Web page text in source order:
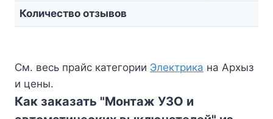
Количество отзывов
См. весь прайс категории Электрика на Архыз
и цены.
Как заказать "Монтаж УЗО и